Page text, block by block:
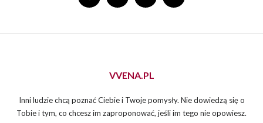
VVENA.PL
Inni ludzie chcą poznać Ciebie i Twoje pomysły. Nie dowiedzą się o
Tobie i tym, co chcesz im zaproponować, jeśli im tego nie opowiesz.